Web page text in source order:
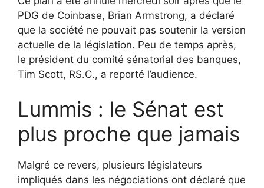
PDG de Coinbase, Brian Armstrong, a déclaré
que la société ne pouvait pas soutenir la version
actuelle de la législation. Peu de temps après,
le président du comité sénatorial des banques,
Tim Scott, RS.C., a reporté l’audience.
Lummis : le Sénat est
plus proche que jamais
Malgré ce revers, plusieurs législateurs
impliqués dans les négociations ont déclaré que